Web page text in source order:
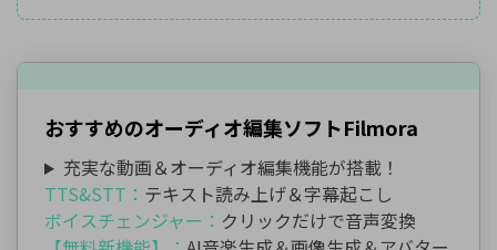
おすすめのオーディオ編集ソフトFilmora
充実な動画＆オーディオ編集機能が搭載！
TTS&STT： テキスト読み上げ＆字幕起こし
ボイスチェンジャー： クリックだけで音声変換